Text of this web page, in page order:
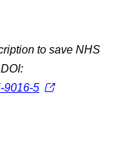
to save NHS
9016-5